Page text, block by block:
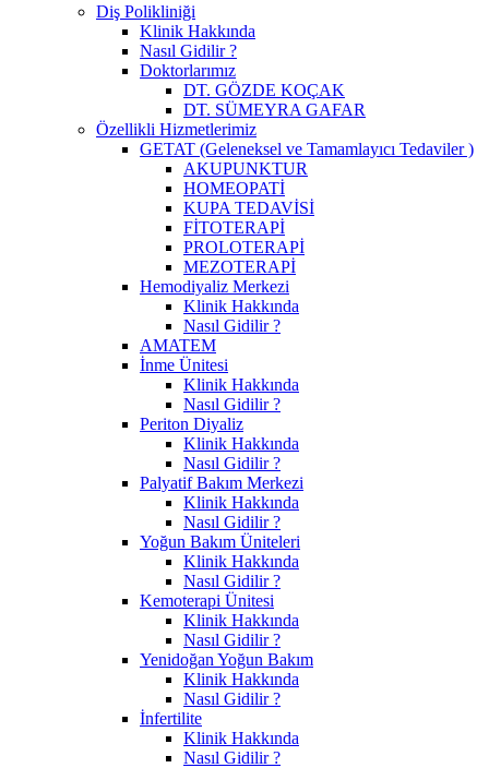
Diş Polikliniği
Klinik Hakkında
Nasıl Gidilir ?
Doktorlarımız
DT. GÖZDE KOÇAK
DT. SÜMEYRA GAFAR
Özellikli Hizmetlerimiz
GETAT (Geleneksel ve Tamamlayıcı Tedaviler )
AKUPUNKTUR
HOMEOPATİ
KUPA TEDAVİSİ
FİTOTERAPİ
PROLOTERAPİ
MEZOTERAPİ
Hemodiyaliz Merkezi
Klinik Hakkında
Nasıl Gidilir ?
AMATEM
İnme Ünitesi
Klinik Hakkında
Nasıl Gidilir ?
Periton Diyaliz
Klinik Hakkında
Nasıl Gidilir ?
Palyatif Bakım Merkezi
Klinik Hakkında
Nasıl Gidilir ?
Yoğun Bakım Üniteleri
Klinik Hakkında
Nasıl Gidilir ?
Kemoterapi Ünitesi
Klinik Hakkında
Nasıl Gidilir ?
Yenidoğan Yoğun Bakım
Klinik Hakkında
Nasıl Gidilir ?
İnfertilite
Klinik Hakkında
Nasıl Gidilir ?